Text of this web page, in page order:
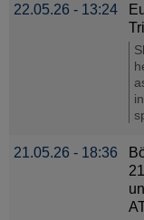
22.05.26 - 13:24
21.05.26 - 18:36